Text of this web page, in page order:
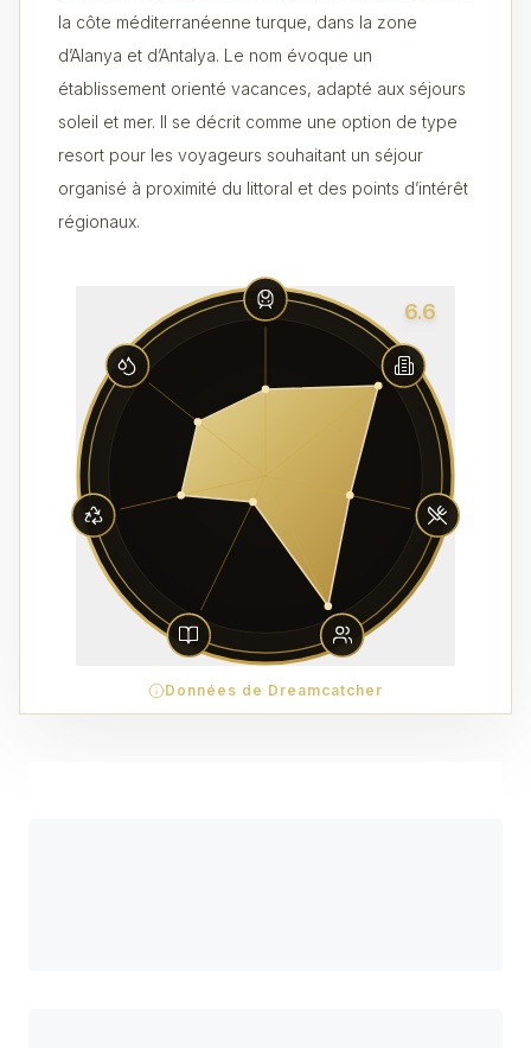
la côte méditerranéenne turque, dans la zone
d’Alanya et d’Antalya. Le nom évoque un
établissement orienté vacances, adapté aux séjours
soleil et mer. Il se décrit comme une option de type
resort pour les voyageurs souhaitant un séjour
organisé à proximité du littoral et des points d’intérêt
régionaux.
6.6
Données de Dreamcatcher